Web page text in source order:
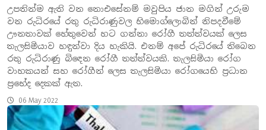
උපතින්ම ඇති වන නොඑසේනම් මවුපිය ජාන මගින් උරුම
වන රුධිරයේ රතු රුධිරාණුවල හිමොග්ලොබින් නිපදවීමේ
ඌනතාවක් හේතුවෙන් හට ගන්නා රෝගී තත්ත්වයක් ලෙස
තැලසිමියාව හඳුන්වා දිය හැකියි. එනම් අපේ රුධිරයේ තිබෙන
රතු රුධිරාණු බිඳෙන රෝගී තත්ත්වයකි. තැලසිමියා රෝග
වාහකයන් සහ රෝගීන් ලෙස තැලසිමියා රෝගයෙහි ප්‍රධාන
ප්‍රභේද දෙකක් ඇත.
06 May 2022